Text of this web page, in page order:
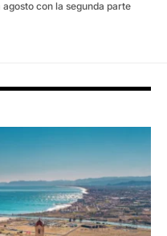
con la segunda parte